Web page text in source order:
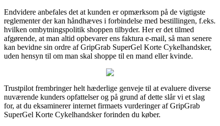
Endvidere anbefales det at kunden er opmærksom på de vigtigste
reglementer der kan håndhæves i forbindelse med bestillingen, f.eks.
hvilken ombytningspolitik shoppen tilbyder. Her er det tilmed
afgørende, at man altid opbevarer ens faktura e-mail, så man senere
kan bevidne sin ordre af GripGrab SuperGel Korte Cykelhandsker,
uden hensyn til om man skal shoppe til en mand eller kvinde.
Trustpilot frembringer helt hæderlige genveje til at evaluere diverse
nuværende kunders opfattelser og på grund af dette slår vi et slag
for, at du eksaminerer internet firmaets vurderinger af GripGrab
SuperGel Korte Cykelhandsker forinden du køber.